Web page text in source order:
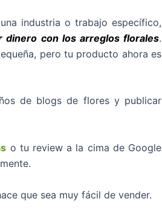
industria o trabajo específico,
dinero con los arreglos florales.
pero tu producto ahora es
de blogs de flores y publicar
o tu review a la cima de Google
que sea muy fácil de vender.